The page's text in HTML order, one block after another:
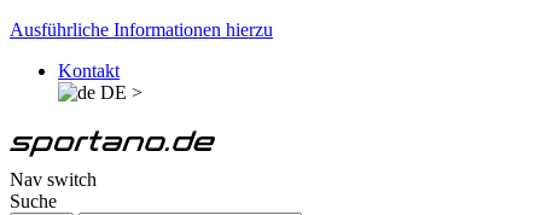
Ausführliche Informationen hierzu
Kontakt
DE >
Nav switch
Suche